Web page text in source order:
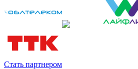
Стать партнером